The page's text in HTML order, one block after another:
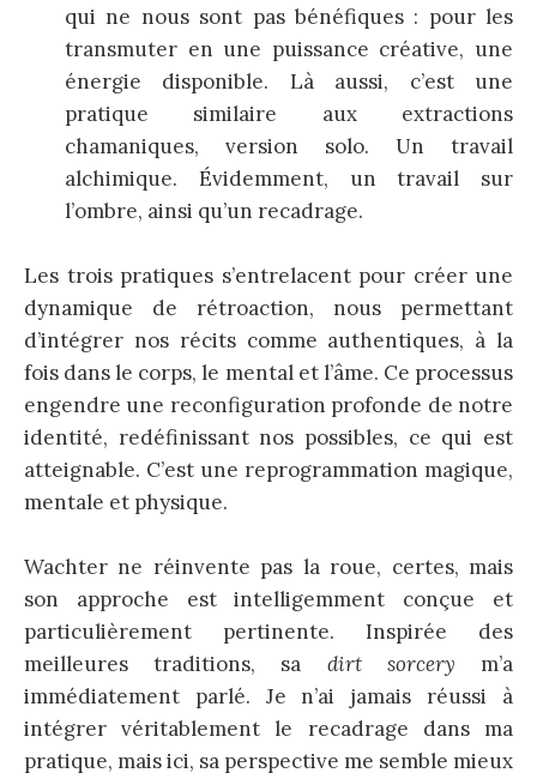
qui ne nous sont pas bénéfiques : pour les
transmuter en une puissance créative, une
énergie disponible. Là aussi, c’est une
pratique similaire aux extractions
chamaniques, version solo. Un travail
alchimique. Évidemment, un travail sur
l’ombre, ainsi qu’un recadrage.
Les trois pratiques s’entrelacent pour créer une
dynamique de rétroaction, nous permettant
d’intégrer nos récits comme authentiques, à la
fois dans le corps, le mental et l’âme. Ce processus
engendre une reconfiguration profonde de notre
identité, redéfinissant nos possibles, ce qui est
atteignable. C’est une reprogrammation magique,
mentale et physique.
Wachter ne réinvente pas la roue, certes, mais
son approche est intelligemment conçue et
particulièrement pertinente. Inspirée des
meilleures traditions, sa dirt sorcery m’a
immédiatement parlé. Je n’ai jamais réussi à
intégrer véritablement le recadrage dans ma
pratique, mais ici, sa perspective me semble mieux